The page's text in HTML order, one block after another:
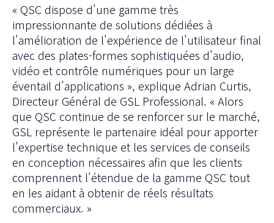
« QSC dispose d'une gamme très
impressionnante de solutions dédiées à
l'amélioration de l'expérience de l'utilisateur final
avec des plates-formes sophistiquées d'audio,
vidéo et contrôle numériques pour un large
éventail d'applications », explique Adrian Curtis,
Directeur Général de GSL Professional. « Alors
que QSC continue de se renforcer sur le marché,
GSL représente le partenaire idéal pour apporter
l'expertise technique et les services de conseils
en conception nécessaires afin que les clients
comprennent l'étendue de la gamme QSC tout
en les aidant à obtenir de réels résultats
commerciaux. »